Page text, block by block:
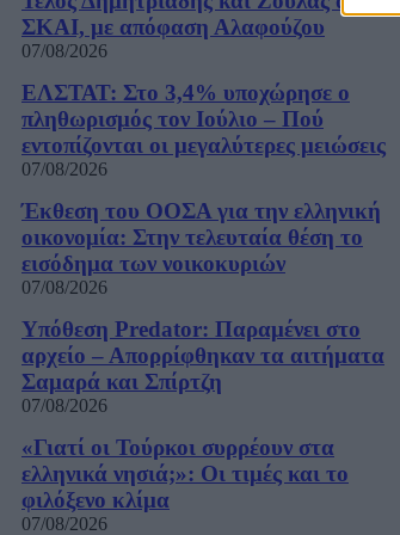
ΣΚΑΙ, με απόφαση Αλαφούζου
07/08/2026
ΕΛΣΤΑΤ: Στο 3,4% υποχώρησε ο
πληθωρισμός τον Ιούλιο – Πού
εντοπίζονται οι μεγαλύτερες μειώσεις
07/08/2026
Έκθεση του ΟΟΣΑ για την ελληνική
οικονομία: Στην τελευταία θέση το
εισόδημα των νοικοκυριών
07/08/2026
Υπόθεση Predator: Παραμένει στο
αρχείο – Απορρίφθηκαν τα αιτήματα
Σαμαρά και Σπίρτζη
07/08/2026
«Γιατί οι Τούρκοι συρρέουν στα
ελληνικά νησιά;»: Οι τιμές και το
φιλόξενο κλίμα
07/08/2026